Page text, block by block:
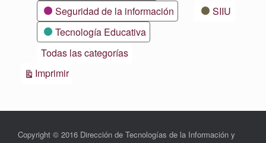
Seguridad de la información
SIIU
Tecnología Educativa
Todas las categorías
ImprimirVistas
Copyright © 2016 Dirección de Tecnologías de la Información y